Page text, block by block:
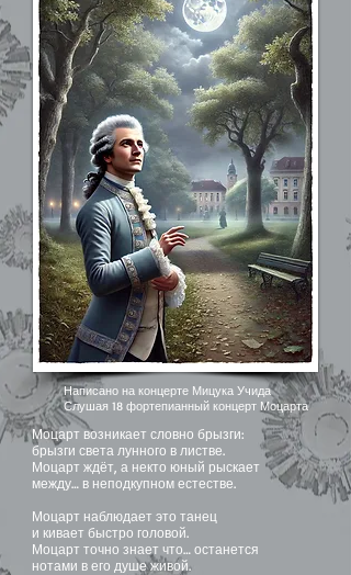
Написано на концерте Мицука Учида
Слушая 18 фортепианный концерт Моцарта
Моцарт возникает словно брызги:
брызги света лунного в листве.
Моцарт ждёт, а некто юный рыскает
между… в неподкупном естестве.
Моцарт наблюдает это танец
и кивает быстро головой.
Моцарт точно знает что… останется
нотами в его душе живой.